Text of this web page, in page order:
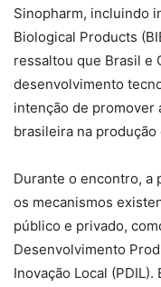
Sinopharm, incluindo
Biological Products
ressaltou que Brasil e
desenvolvimento
intenção de promover
brasileira na
Durante o encontro, a
os mecanismos
público e privado,
Desenvolvimento
Inovação Local